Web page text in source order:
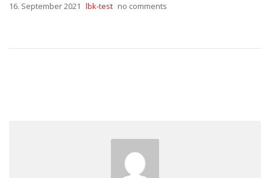
16. September 2021 lbk-test no comments